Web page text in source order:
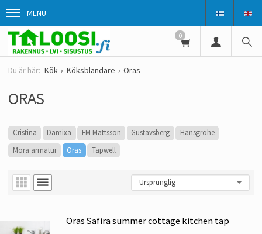
MENU
0
Kök Köksblandare Oras
ORAS
Cristina Damixa FM Mattsson Gustavsberg
Hansgrohe
Mora armatur
Oras Tapwell
Oras Safira summer cottage kitchen tap